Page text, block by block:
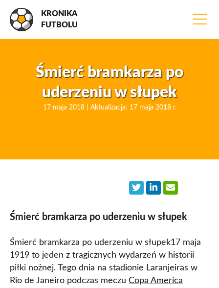
KRONIKA
FUTBOLU
Śmierć bramkarza po
uderzeniu w słupek
17 maja 2018 | Aktualizacja: 17 maja 2018 r.
Śmierć bramkarza po uderzeniu w słupek
Śmierć bramkarza po uderzeniu w słupek17 maja
1919 to jeden z tragicznych wydarzeń w historii
piłki nożnej. Tego dnia na stadionie Laranjeiras w
Rio de Janeiro podczas meczu Copa America